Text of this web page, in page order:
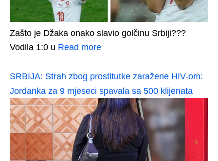
Zašto je Džaka onako slavio golčinu Srbiji???
Vodila 1:0 u Read more
SRBIJA: Strah zbog prostitutke zaražene HIV-om:
Jordanka za 9 mjeseci spavala sa 500 klijenata